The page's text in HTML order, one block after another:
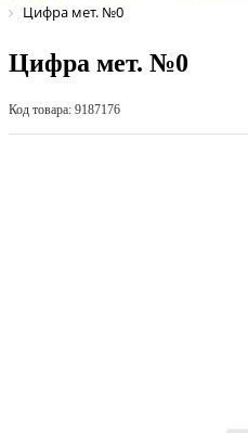
Цифра мет. №0
Цифра мет. №0
Код товара: 9187176